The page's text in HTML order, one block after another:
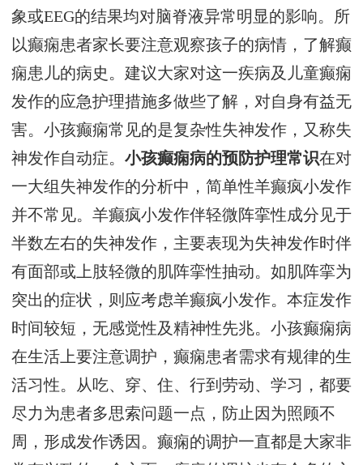
象或EEG的结果均对脑脊液异常明显的影响。所
以癫痫患者家长要注意观察孩子的病情，了解癫
痫患儿的病史。建议大家对这一疾病及儿童癫痫
发作的应急护理措施多做些了解，对自身有益无
害。小孩癫痫常见的是复杂性失神发作，又称失
神发作自动症。 小孩癫痫病的预防护理常识在对
一大组失神发作的分析中，简单性羊癫疯小发作
并不常见。羊癫疯小发作伴轻微阵挛性成分见于
半数左右的失神发作，主要表现为失神发作时伴
有面部或上肢轻微的肌阵挛性抽动。如肌阵挛为
突出的症状，则应考虑羊癫疯小发作。本症发作
时间较短，无感觉性及精神性先兆。小孩癫痫病
在生活上要注意调护，癫痫患者需求有规律的生
活习性。从吃、穿、住、行到劳动、学习，都要
尽力为患者多思索问题一点，防止因为照顾不
周，形成发作诱因。癫痫的调护一直都是大家非